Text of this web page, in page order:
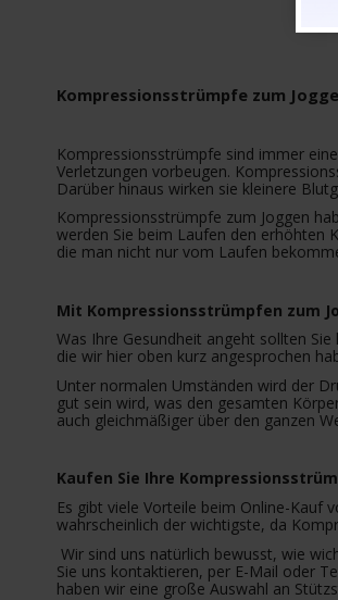
Kompressionsstrümpfe zum
Kompressionsstrümpfe sind immer
Verletzungen vorbeugen.
Darüber hinaus wirken sie kleinere
Kompressionsstrümpfe zum Joggen
werden Sie beim Laufen den erhöhten
die man nicht nur vom Laufen
Mit Kompressionsstrümpfen zum
Was Ihre Gesundheit angeht sollten
die wir hier oben kurz angesprochen
Unter normalen Umständen wird der
gut sein wird, was den gesamten
auch gleichmäßiger über den ganzen
Kaufen Sie Ihre
Es gibt viele Vorteile beim Online-Kauf
wahrscheinlich der wichtigste, da
Wir sind uns natürlich bewusst, wie
Sie uns kontaktieren, per E-Mail oder
haben wir eine große Auswahl an